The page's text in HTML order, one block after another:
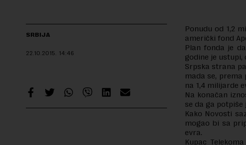
SRBIJA
22.10.2015. 14:46
Ponudu od 1,2
američki fond
Plan fonda je
godine je ustupi,
Srpska strana
mada se,
na 1,4 milijarde
Na konačan
se da ga
Kako Novosti
mogao bi sa
evra.
Kupac